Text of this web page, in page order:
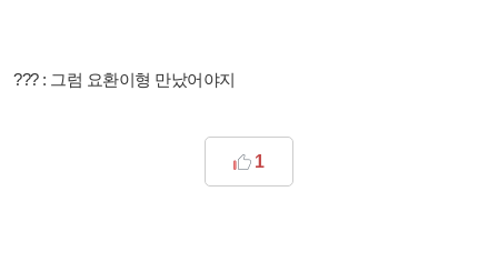
??? : 그럼 요환이형 만났어야지
1